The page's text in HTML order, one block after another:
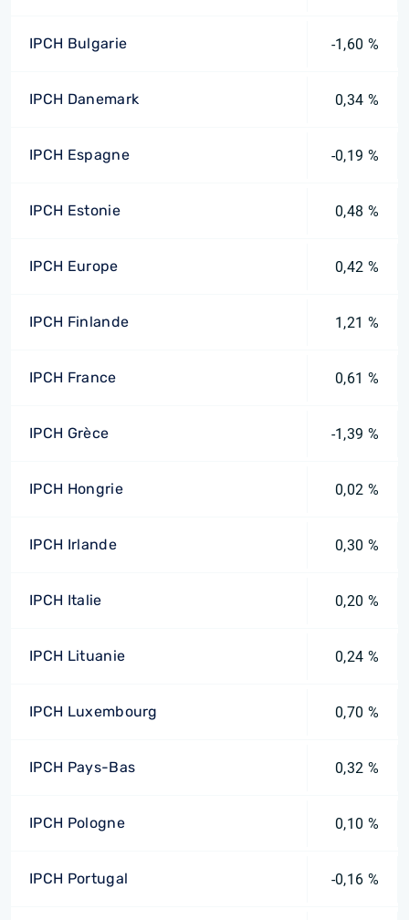
IPCH Bulgarie -1,60 %
IPCH Danemark 0,34 %
IPCH Espagne -0,19 %
IPCH Estonie 0,48 %
IPCH Europe 0,42 %
IPCH Finlande 1,21 %
IPCH France 0,61 %
IPCH Grèce -1,39 %
IPCH Hongrie 0,02 %
IPCH Irlande 0,30 %
IPCH Italie 0,20 %
IPCH Lituanie 0,24 %
IPCH Luxembourg 0,70 %
IPCH Pays-Bas 0,32 %
IPCH Pologne 0,10 %
IPCH Portugal -0,16 %